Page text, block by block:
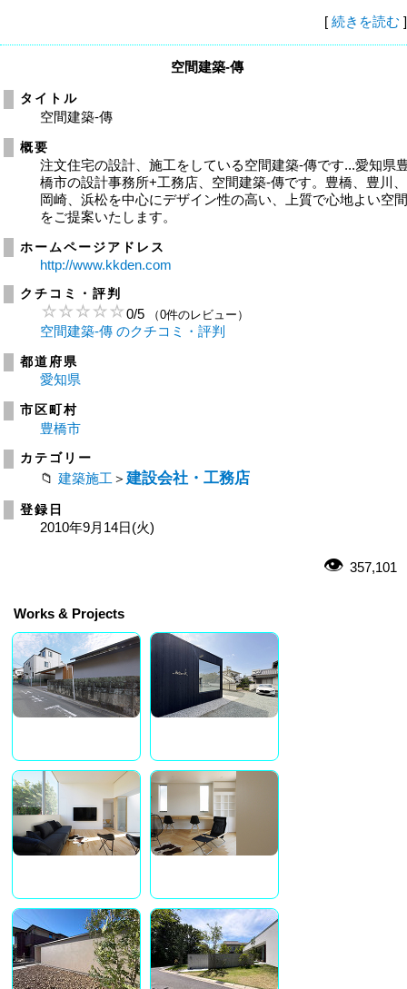
[ 続きを読む ]
空間建築-傳
タイトル
空間建築-傳
概要
注文住宅の設計、施工をしている空間建築-傳です...愛知県
橋市の設計事務所+工務店、空間建築-傳です。豊橋、豊川、
岡崎、浜松を中心にデザイン性の高い、上質で心地よい空
をご提案いたします。
ホームページアドレス
http://www.kkden.com
クチコミ・評判
0/5 （0件のレビュー）
空間建築-傳 のクチコミ・評判
都道府県
愛知県
市区町村
豊橋市
カテゴリー
建築施工 ＞ 建設会社・工務店
登録日
2010年9月14日(火)
357,101
Works & Projects